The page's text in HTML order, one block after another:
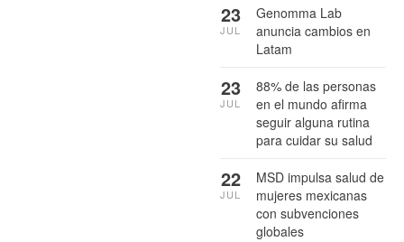
Genomma Lab
anuncia cambios en
Latam
23
JUL
88% de las personas
en el mundo afirma
seguir alguna rutina
para cuidar su salud
23
JUL
MSD impulsa salud de
mujeres mexicanas
con subvenciones
globales
22
JUL